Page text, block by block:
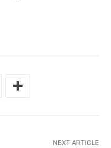
NEXT ARTICLE